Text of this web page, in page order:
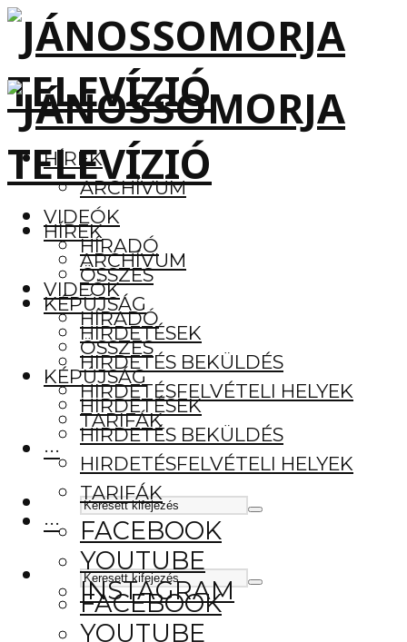
HÍREK
ARCHÍVUM
VIDEÓK
HÍRADÓ
ÖSSZES
KÉPÚJSÁG
HIRDETÉSEK
HIRDETÉS BEKÜLDÉS
HIRDETÉSFELVÉTELI HELYEK
TARIFÁK
···
FACEBOOK
YOUTUBE
INSTAGRAM
HÍREK
ARCHÍVUM
VIDEÓK
HÍRADÓ
ÖSSZES
KÉPÚJSÁG
HIRDETÉSEK
HIRDETÉS BEKÜLDÉS
HIRDETÉSFELVÉTELI HELYEK
TARIFÁK
···
FACEBOOK
YOUTUBE